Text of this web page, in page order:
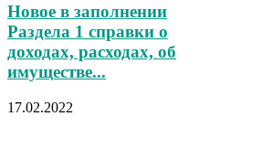
Новое в заполнении
Раздела 1 справки о
доходах, расходах, об
имуществе...
17.02.2022